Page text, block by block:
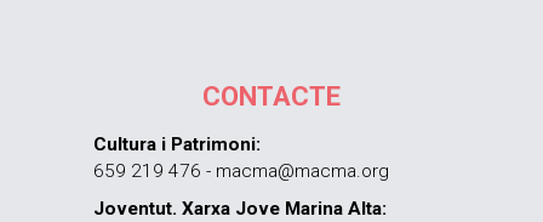
CONTACTE
Cultura i Patrimoni:
659 219 476 - macma@macma.org
Joventut. Xarxa Jove Marina Alta: